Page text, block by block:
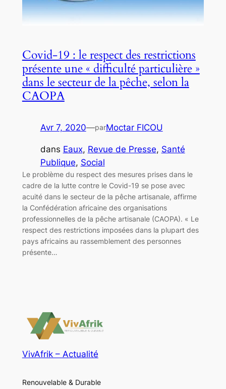
Covid-19 : le respect des restrictions
présente une « difficulté particulière »
dans le secteur de la pêche, selon la
CAOPA
Avr 7, 2020—parMoctar FICOU
dans Eaux, Revue de Presse, Santé
Publique, Social
Le problème du respect des mesures prises dans le
cadre de la lutte contre le Covid-19 se pose avec
acuité dans le secteur de la pêche artisanale, affirme
la Confédération africaine des organisations
professionnelles de la pêche artisanale (CAOPA). « Le
respect des restrictions imposées dans la plupart des
pays africains au rassemblement des personnes
présente…
VivAfrik – Actualité
Renouvelable & Durable